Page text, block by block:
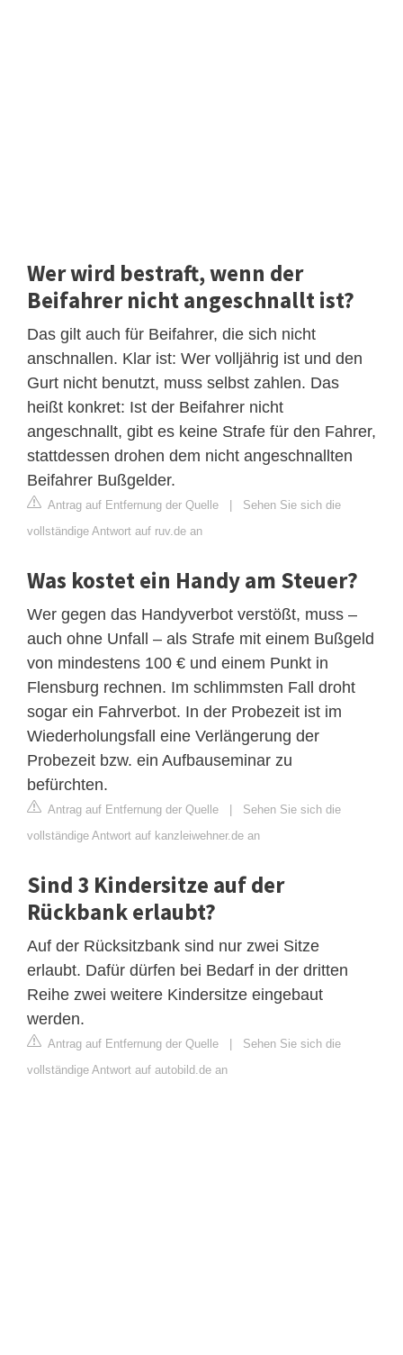
Wer wird bestraft, wenn der
Beifahrer nicht angeschnallt ist?
Das gilt auch für Beifahrer, die sich nicht
anschnallen. Klar ist: Wer volljährig ist und den
Gurt nicht benutzt, muss selbst zahlen. Das
heißt konkret: Ist der Beifahrer nicht
angeschnallt, gibt es keine Strafe für den Fahrer,
stattdessen drohen dem nicht angeschnallten
Beifahrer Bußgelder.
Antrag auf Entfernung der Quelle | Sehen Sie sich die
vollständige Antwort auf ruv.de an
Was kostet ein Handy am Steuer?
Wer gegen das Handyverbot verstößt, muss –
auch ohne Unfall – als Strafe mit einem Bußgeld
von mindestens 100 € und einem Punkt in
Flensburg rechnen. Im schlimmsten Fall droht
sogar ein Fahrverbot. In der Probezeit ist im
Wiederholungsfall eine Verlängerung der
Probezeit bzw. ein Aufbauseminar zu
befürchten.
Antrag auf Entfernung der Quelle | Sehen Sie sich die
vollständige Antwort auf kanzleiwehner.de an
Sind 3 Kindersitze auf der
Rückbank erlaubt?
Auf der Rücksitzbank sind nur zwei Sitze
erlaubt. Dafür dürfen bei Bedarf in der dritten
Reihe zwei weitere Kindersitze eingebaut
werden.
Antrag auf Entfernung der Quelle | Sehen Sie sich die
vollständige Antwort auf autobild.de an